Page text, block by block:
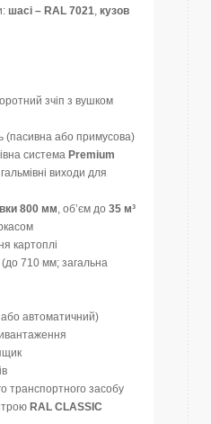
шасі – RAL 7021, кузов
зчіп з вушком
(пасивна або примусова)
система Premium
виходи для
800 мм, об’єм до 35 м³
картоплі
710 мм; загальна
або автоматичний)
транспортного засобу
RAL CLASSIC